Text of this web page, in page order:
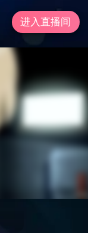
直
打
信
礼
推
以
进入直播间